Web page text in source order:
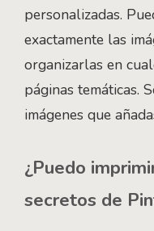
personalizadas.
exactamente las
organizarlas en
páginas temáticas.
imágenes que
¿Puedo
secretos de